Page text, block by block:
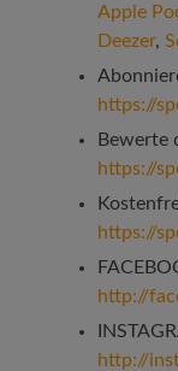
Apple
Deezer,
https://
Bewerte
https://
https://
http://
http://